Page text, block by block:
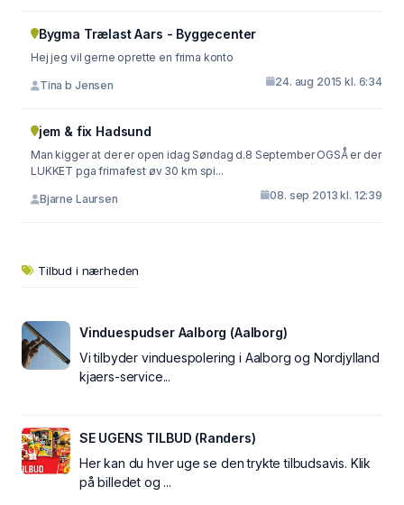
Bygma Trælast Aars - Byggecenter
Hej jeg vil gerne oprette en frima konto
Tina b Jensen 24. aug 2015 kl. 6:34
jem & fix Hadsund
Man kigger at der er open idag Søndag d.8 September OGSÅ er der
LUKKET pga frimafest øv 30 km spi...
Bjarne Laursen 08. sep 2013 kl. 12:39
Tilbud i nærheden
Vinduespudser Aalborg (Aalborg)
Vi tilbyder vinduespolering i Aalborg og Nordjylland
kjaers-service...
SE UGENS TILBUD (Randers)
Her kan du hver uge se den trykte tilbudsavis. Klik
på billedet og ...